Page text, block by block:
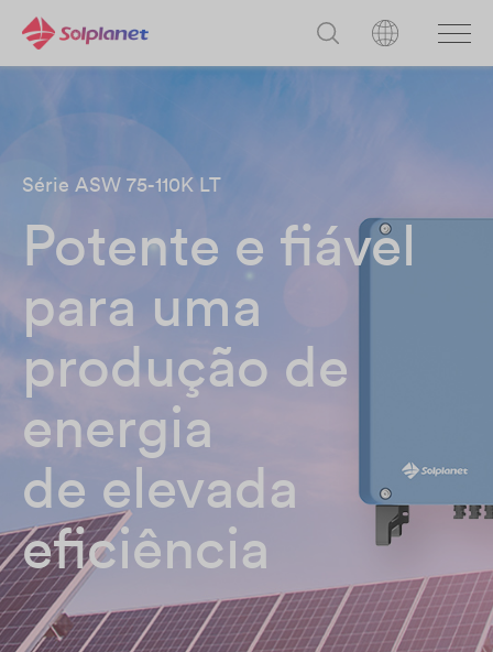
Série ASW 75-110K LT
Potente e fiável
para uma
produção de
energia
de elevada
eficiência